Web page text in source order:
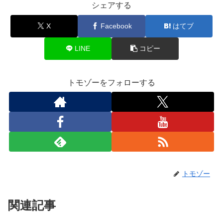
シェアする
X Facebook はてブ
LINE コピー
トモゾーをフォローする
トモゾー
関連記事